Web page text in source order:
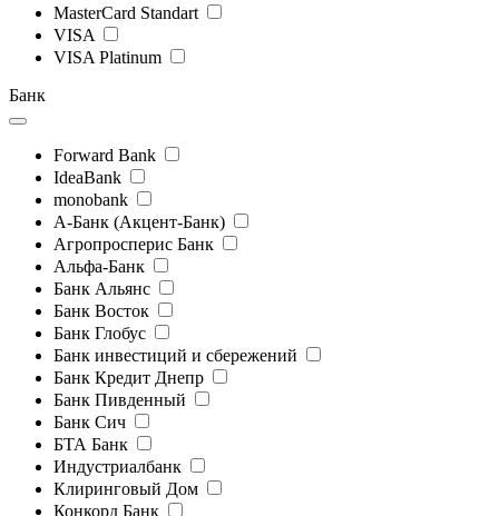
MasterCard Standart
VISA
VISA Platinum
Банк
Forward Bank
IdeaBank
monobank
А-Банк (Акцент-Банк)
Агропросперис Банк
Альфа-Банк
Банк Альянс
Банк Восток
Банк Глобус
Банк инвестиций и сбережений
Банк Кредит Днепр
Банк Пивденный
Банк Сич
БТА Банк
Индустриалбанк
Клиринговый Дом
Конкорд Банк